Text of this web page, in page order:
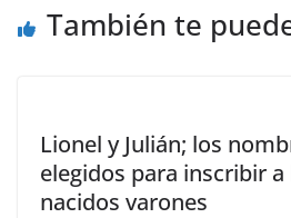
También te
Lionel y Julián; los
elegidos para inscribir a
nacidos varones